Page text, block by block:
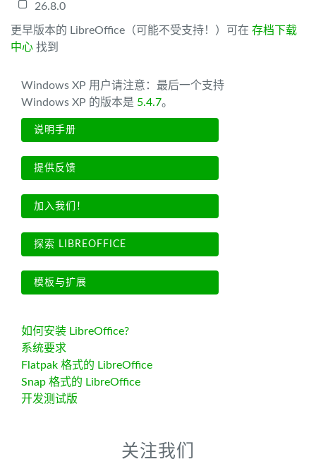
26.8.0
更早版本的 LibreOffice（可能不受支持！）可在 存档下载
中心 找到
Windows XP 用户请注意：最后一个支持
Windows XP 的版本是 5.4.7。
说明手册
提供反馈
加入我们！
探索 LIBREOFFICE
模板与扩展
如何安装 LibreOffice?
系统要求
Flatpak 格式的 LibreOffice
Snap 格式的 LibreOffice
开发测试版
关注我们